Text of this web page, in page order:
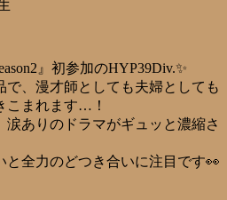
』初参加のHYP39Div.✨
、漫才師としても夫婦としても
こまれます…！
ありのドラマがギュッと濃縮さ
と全力のどつき合いに注目です👀